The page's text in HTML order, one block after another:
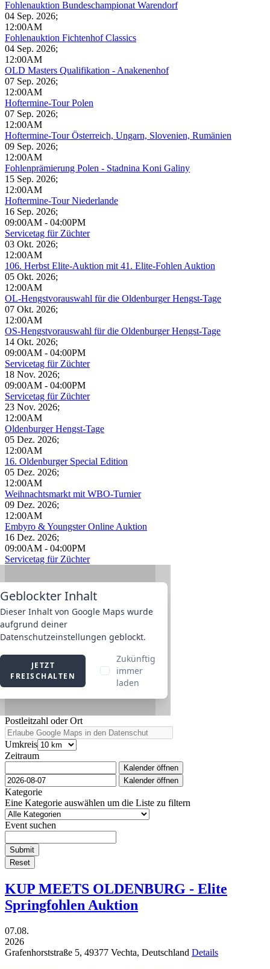
Fohlenauktion Bundeschampionat Warendorf
04 Sep. 2026;
12:00AM
Fohlenauktion Fichtenhof Classics
04 Sep. 2026;
12:00AM
OLD Masters Qualifikation - Anakenenhof
07 Sep. 2026;
12:00AM
Hoftermine-Tour Polen
07 Sep. 2026;
12:00AM
Hoftermine-Tour Österreich, Ungarn, Slovenien, Rumänien
09 Sep. 2026;
12:00AM
Fohlenprämierung Polen - Stadnina Koni Galiny
15 Sep. 2026;
12:00AM
Hoftermine-Tour Niederlande
16 Sep. 2026;
09:00AM - 04:00PM
Servicetag für Züchter
03 Okt. 2026;
12:00AM
106. Herbst Elite-Auktion mit 41. Elite-Fohlen Auktion
05 Okt. 2026;
12:00AM
OL-Hengstvorauswahl für die Oldenburger Hengst-Tage
07 Okt. 2026;
12:00AM
OS-Hengstvorauswahl für die Oldenburger Hengst-Tage
14 Okt. 2026;
09:00AM - 04:00PM
Servicetag für Züchter
18 Nov. 2026;
09:00AM - 04:00PM
Servicetag für Züchter
23 Nov. 2026;
12:00AM
Oldenburger Hengst-Tage
05 Dez. 2026;
12:00AM
16. Oldenburger Special Edition
05 Dez. 2026;
12:00AM
Weihnachtsmarkt mit WBO-Turnier
09 Dez. 2026;
12:00AM
Embyro & Youngster Online Auktion
16 Dez. 2026;
09:00AM - 04:00PM
Servicetag für Züchter
Postleitzahl oder Ort
Umkreis
Zeitraum
Kalender öffnen
Kalender öffnen
Kategorie
Eine Kategorie auswählen um die Liste zu filtern
Event suchen
Submit
Reset
KUP MEETS OLDENBURG - Elite
Springfohlen Auktion
07.08.
2026
Grafenhorststraße 5, 49377 Vechta, Deutschland Details